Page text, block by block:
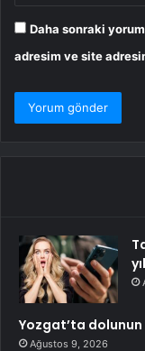
Daha sonraki
adresim ve site
Yozgat’ta
Ağustos 9, 2026